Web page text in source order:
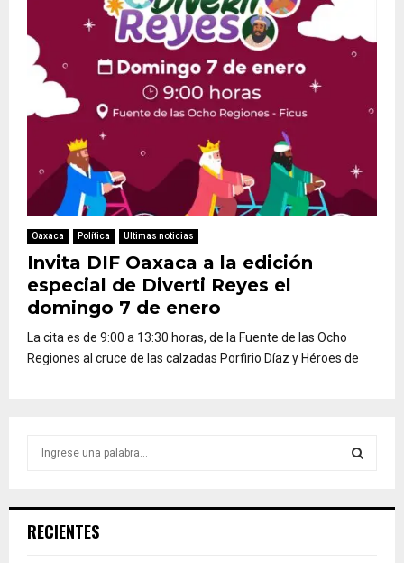
Oaxaca Política Ultimas noticias
Invita DIF Oaxaca a la edición
especial de Diverti Reyes el
domingo 7 de enero
La cita es de 9:00 a 13:30 horas, de la Fuente de las Ocho
Regiones al cruce de las calzadas Porfirio Díaz y Héroes de
h
RECIENTES